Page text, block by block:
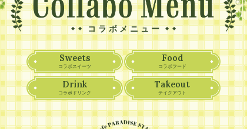
コラボメニュー
Sweets
コラボスイーツ
Food
コラボフード
Drink
コラボドリンク
Takeout
テイクアウト